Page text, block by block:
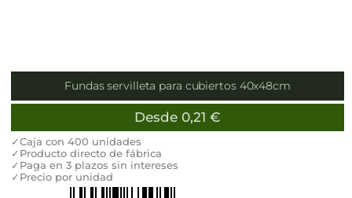
Fundas servilleta para cubiertos 40x48cm
Desde 0,21 €
✓Caja con 400 unidades
✓Producto directo de fábrica
✓Paga en 3 plazos sin intereses
✓Precio por unidad